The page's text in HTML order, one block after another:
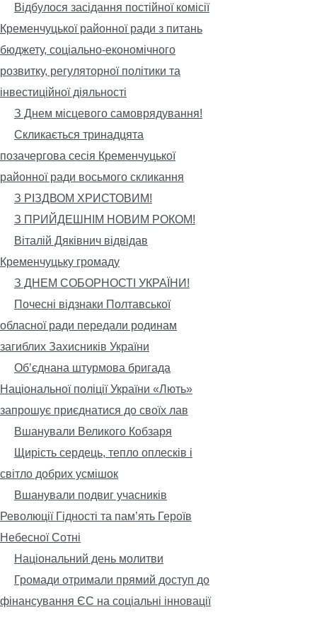
Відбулося засідання постійної комісії
Кременчуцької районної ради з питань
бюджету, соціально-економічного
розвитку, регуляторної політики та
інвестиційної діяльності
З Днем місцевого самоврядування!
Скликається тринадцята
позачергова сесія Кременчуцької
районної ради восьмого скликання
З РІЗДВОМ ХРИСТОВИМ!
З ПРИЙДЕШНІМ НОВИМ РОКОМ!
Віталій Дяківнич відвідав
Кременчуцьку громаду
З ДНЕМ СОБОРНОСТІ УКРАЇНИ!
Почесні відзнаки Полтавської
обласної ради передали родинам
загиблих Захисників України
Обʼєднана штурмова бригада
Національної поліції України «Лють»
запрошує приєднатися до своїх лав
Вшанували Великого Кобзаря
Щирість сердець, тепло оплесків і
світло добрих усмішок
Вшанували подвиг учасників
Революції Гідності та пам’ять Героїв
Небесної Сотні
Національний день молитви
Громади отримали прямий доступ до
фінансування ЄС на соціальні інновації